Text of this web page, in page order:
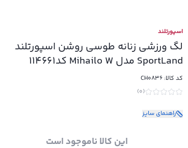
اسپورتلند
لگ ورزشی زنانه طوسی روشن اسپورتلند
SportLand مدل Mihailo W کد114661
کد کالا:CH0836
(
0
)
راهنمای سایز
این کالا ناموجود است